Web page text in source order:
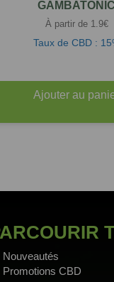
GAMBATONIC
À partir de 1.9€
Taux de CBD :
Ajouter au
Nouveautés
Promotions CBD